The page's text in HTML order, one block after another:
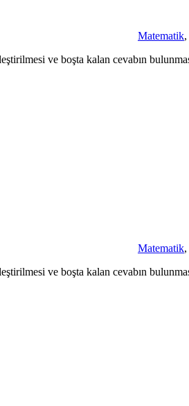
Matematik,
ve boşta kalan cevabın
Matematik,
ve boşta kalan cevabın